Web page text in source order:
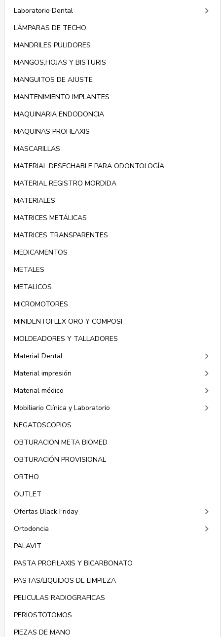
Laboratorio Dental keyboard_arrow_right
LÁMPARAS DE TECHO
MANDRILES PULIDORES
MANGOS,HOJAS Y BISTURIS
MANGUITOS DE AJUSTE
MANTENIMIENTO IMPLANTES
MAQUINARIA ENDODONCIA
MAQUINAS PROFILAXIS
MASCARILLAS
MATERIAL DESECHABLE PARA ODONTOLOGÍA
MATERIAL REGISTRO MORDIDA
MATERIALES
MATRICES METÁLICAS
MATRICES TRANSPARENTES
MEDICAMENTOS
METALES
METALICOS
MICROMOTORES
MINIDENTOFLEX ORO Y COMPOSI
MOLDEADORES Y TALLADORES
Material Dental
keyboard_arrow_right
Material impresión keyboard_arrow_right
Material médico keyboard_arrow_right
Mobiliario Clínica y Laboratorio keyboard_arrow_right
NEGATOSCOPIOS
OBTURACION META BIOMED
OBTURACIÓN PROVISIONAL
ORTHO
OUTLET
Ofertas Black Friday
keyboard_arrow_right
Ortodoncia keyboard_arrow_right
PALAVIT
PASTA PROFILAXIS Y BICARBONATO
PASTAS/LIQUIDOS DE LIMPIEZA
PELICULAS RADIOGRAFICAS
PERIOSTOTOMOS
PIEZAS DE MANO